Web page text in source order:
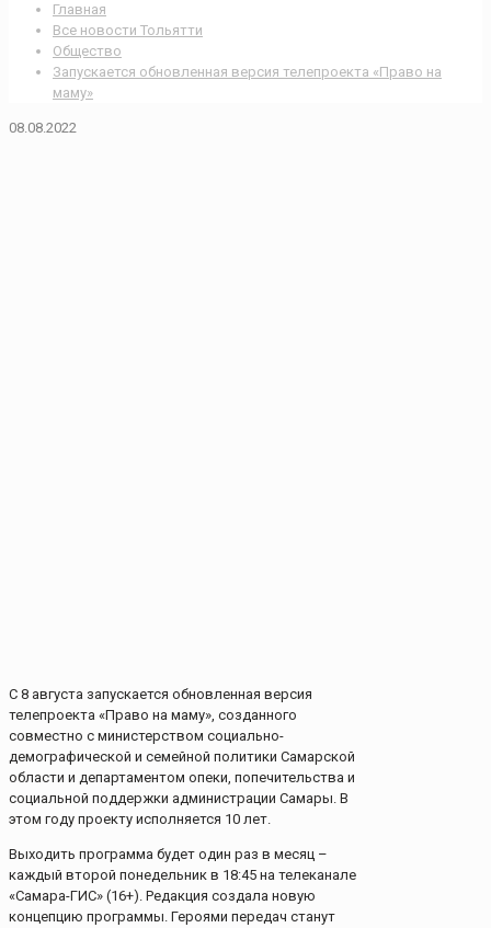
Главная
Все новости Тольятти
Общество
Запускается обновленная версия телепроекта «Право на
маму»
08.08.2022
С 8 августа запускается обновленная версия
телепроекта «Право на маму», созданного
совместно с министерством социально-
демографической и семейной политики Самарской
области и департаментом опеки, попечительства и
социальной поддержки администрации Самары. В
этом году проекту исполняется 10 лет.
Выходить программа будет один раз в месяц –
каждый второй понедельник в 18:45 на телеканале
«Самара-ГИС» (16+). Редакция создала новую
концепцию программы. Героями передач станут